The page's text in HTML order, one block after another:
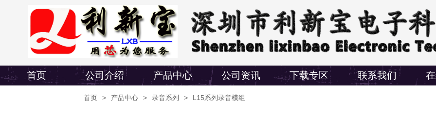
首页 公司介绍 产品中心 公司资讯 下载专区 联系我们
首页 > 产品中心 > 录音系列 > L15系列录音模组